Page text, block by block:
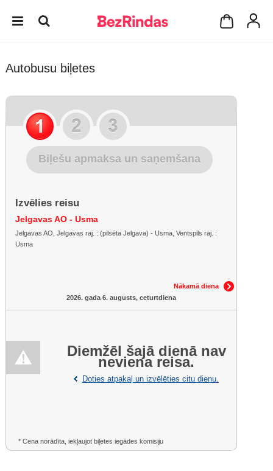
Autobusu biļetes
Biļešu apmaksa un saņemšana
Izvēlies reisu
Jelgavas AO - Usma
Jelgavas AO, Jelgavas raj. : (pilsēta Jelgava) - Usma, Ventspils raj. :
Usma
Nākamā diena
2026. gada 6. augusts, ceturtdiena
Diemžēl šajā dienā nav
neviena reisa.
Doties atpakaļ un izvēlēties citu dienu.
* Cena norādīta, iekļaujot biļetes iegādes komisiju